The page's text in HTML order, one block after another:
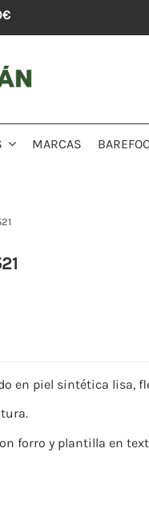
MARCAS
en piel sintética lisa,
forro y plantilla en